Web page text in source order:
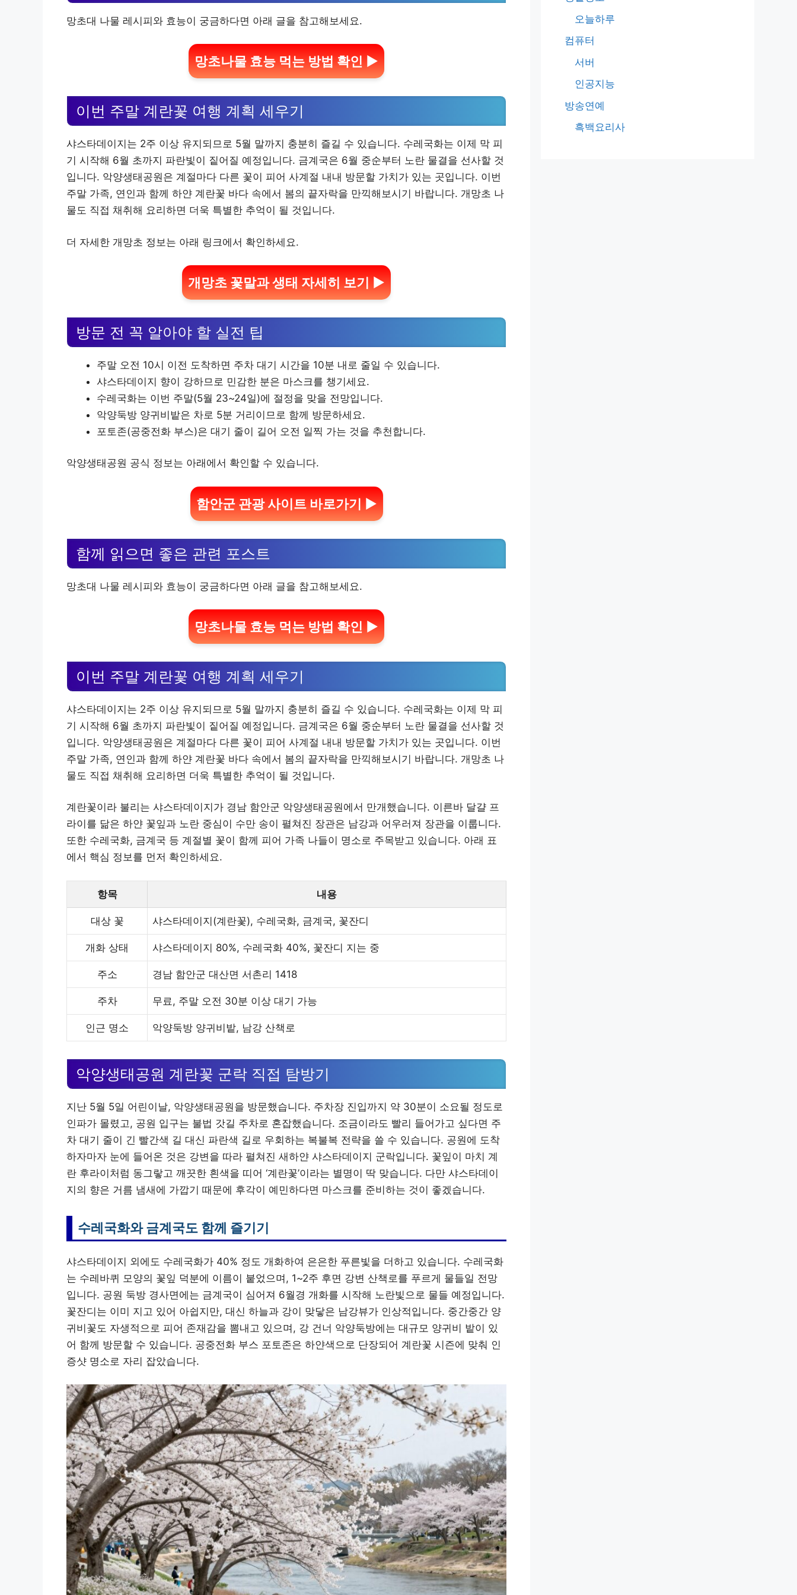
망초대 나물 레시피와 효능이 궁금하다면 아래 글을 참고해보세요.
망초나물 효능 먹는 방법 확인 ▶
이번 주말 계란꽃 여행 계획 세우기
샤스타데이지는 2주 이상 유지되므로 5월 말까지 충분히 즐길 수 있습니다. 수레국화는 이제 막 피
기 시작해 6월 초까지 파란빛이 짙어질 예정입니다. 금계국은 6월 중순부터 노란 물결을 선사할 것
입니다. 악양생태공원은 계절마다 다른 꽃이 피어 사계절 내내 방문할 가치가 있는 곳입니다. 이번
주말 가족, 연인과 함께 하얀 계란꽃 바다 속에서 봄의 끝자락을 만끽해보시기 바랍니다. 개망초 나
물도 직접 채취해 요리하면 더욱 특별한 추억이 될 것입니다.
더 자세한 개망초 정보는 아래 링크에서 확인하세요.
개망초 꽃말과 생태 자세히 보기 ▶
방문 전 꼭 알아야 할 실전 팁
주말 오전 10시 이전 도착하면 주차 대기 시간을 10분 내로 줄일 수 있습니다.
샤스타데이지 향이 강하므로 민감한 분은 마스크를 챙기세요.
수레국화는 이번 주말(5월 23~24일)에 절정을 맞을 전망입니다.
악양둑방 양귀비밭은 차로 5분 거리이므로 함께 방문하세요.
포토존(공중전화 부스)은 대기 줄이 길어 오전 일찍 가는 것을 추천합니다.
악양생태공원 공식 정보는 아래에서 확인할 수 있습니다.
함안군 관광 사이트 바로가기 ▶
함께 읽으면 좋은 관련 포스트
망초대 나물 레시피와 효능이 궁금하다면 아래 글을 참고해보세요.
망초나물 효능 먹는 방법 확인 ▶
이번 주말 계란꽃 여행 계획 세우기
샤스타데이지는 2주 이상 유지되므로 5월 말까지 충분히 즐길 수 있습니다. 수레국화는 이제 막 피
기 시작해 6월 초까지 파란빛이 짙어질 예정입니다. 금계국은 6월 중순부터 노란 물결을 선사할 것
입니다. 악양생태공원은 계절마다 다른 꽃이 피어 사계절 내내 방문할 가치가 있는 곳입니다. 이번
주말 가족, 연인과 함께 하얀 계란꽃 바다 속에서 봄의 끝자락을 만끽해보시기 바랍니다. 개망초 나
물도 직접 채취해 요리하면 더욱 특별한 추억이 될 것입니다.
계란꽃이라 불리는 샤스타데이지가 경남 함안군 악양생태공원에서 만개했습니다. 이른바 달걀 프
라이를 닮은 하얀 꽃잎과 노란 중심이 수만 송이 펼쳐진 장관은 남강과 어우러져 장관을 이룹니다.
또한 수레국화, 금계국 등 계절별 꽃이 함께 피어 가족 나들이 명소로 주목받고 있습니다. 아래 표
에서 핵심 정보를 먼저 확인하세요.
항목 내용
대상 꽃 샤스타데이지(계란꽃), 수레국화, 금계국, 꽃잔디
개화 상태 샤스타데이지 80%, 수레국화 40%, 꽃잔디 지는 중
주소 경남 함안군 대산면 서촌리 1418
주차 무료, 주말 오전 30분 이상 대기 가능
인근 명소 악양둑방 양귀비밭, 남강 산책로
악양생태공원 계란꽃 군락 직접 탐방기
지난 5월 5일 어린이날, 악양생태공원을 방문했습니다. 주차장 진입까지 약 30분이 소요될 정도로
인파가 몰렸고, 공원 입구는 불법 갓길 주차로 혼잡했습니다. 조금이라도 빨리 들어가고 싶다면 주
차 대기 줄이 긴 빨간색 길 대신 파란색 길로 우회하는 복불복 전략을 쓸 수 있습니다. 공원에 도착
하자마자 눈에 들어온 것은 강변을 따라 펼쳐진 새하얀 샤스타데이지 군락입니다. 꽃잎이 마치 계
란 후라이처럼 동그랗고 깨끗한 흰색을 띠어 ‘계란꽃’이라는 별명이 딱 맞습니다. 다만 샤스타데이
지의 향은 거름 냄새에 가깝기 때문에 후각이 예민하다면 마스크를 준비하는 것이 좋겠습니다.
수레국화와 금계국도 함께 즐기기
샤스타데이지 외에도 수레국화가 40% 정도 개화하여 은은한 푸른빛을 더하고 있습니다. 수레국화
는 수레바퀴 모양의 꽃잎 덕분에 이름이 붙었으며, 1~2주 후면 강변 산책로를 푸르게 물들일 전망
입니다. 공원 둑방 경사면에는 금계국이 심어져 6월경 개화를 시작해 노란빛으로 물들 예정입니다.
꽃잔디는 이미 지고 있어 아쉽지만, 대신 하늘과 강이 맞닿은 남강뷰가 인상적입니다. 중간중간 양
귀비꽃도 자생적으로 피어 존재감을 뽐내고 있으며, 강 건너 악양둑방에는 대규모 양귀비 밭이 있
어 함께 방문할 수 있습니다. 공중전화 부스 포토존은 하얀색으로 단장되어 계란꽃 시즌에 맞춰 인
증샷 명소로 자리 잡았습니다.
오늘하루
컴퓨터
서버
인공지능
방송연예
흑백요리사